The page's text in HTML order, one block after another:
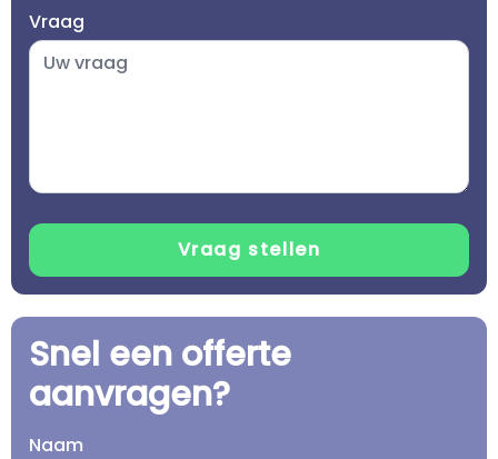
Vraag
Snel een offerte
aanvragen?
Naam